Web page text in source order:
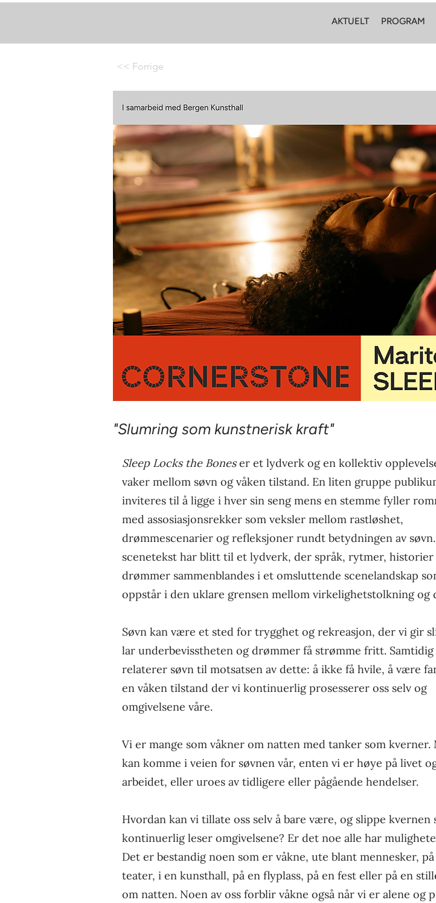
AKTUELT PROGRAM
<< Forrige
"Slumring som kunstnerisk kraft"
Sleep Locks the Boneser et lydverk og en kollektiv
vaker mellom søvn og våken tilstand. En liten gruppe
inviteres til å ligge i hver sin seng mens en stemme fyller
med assosiasjonsrekker som veksler mellom rastløshet,
drømmescenarier og refleksjoner rundt betydningen av
scenetekst har blitt til et lydverk, der språk, rytmer, historier
drømmer sammenblandes i et omsluttende scenelandskap
oppstår i den uklare grensen mellom virkelighetstolkning og
Søvn kan være et sted for trygghet og rekreasjon, der vi gir
lar underbevisstheten og drømmer få strømme fritt. Samtidig
relaterer søvn til motsatsen av dette: å ikke få hvile, å være
en våken tilstand der vi kontinuerlig prosesserer oss selv og
omgivelsene våre.
Vi er mange som våkner om natten med tanker som kverner.
kan komme i veien for søvnen vår, enten vi er høye på livet
arbeidet, eller uroes av tidligere eller pågående hendelser.
Hvordan kan vi tillate oss selv å bare være, og slippe kvernen
kontinuerlig leser omgivelsene? Er det noe alle har
Det er bestandig noen som er våkne, ute blant mennesker,
teater, i en kunsthall, på en flyplass, på en fest eller på en
om natten. Noen av oss forblir våkne også når vi er alene og